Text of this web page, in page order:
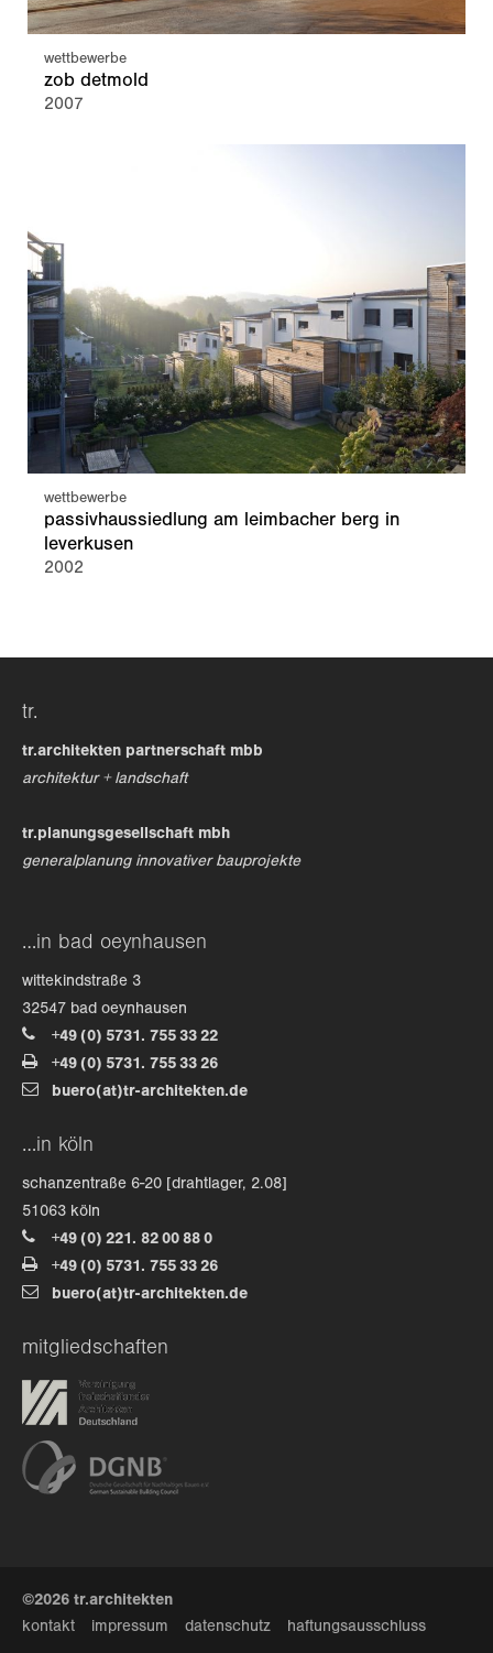
wettbewerbe
zob detmold
2007
wettbewerbe
passivhaussiedlung am leimbacher berg in
leverkusen
2002
tr.
tr.architekten partnerschaft mbb
architektur + landschaft
tr.planungsgesellschaft mbh
generalplanung innovativer bauprojekte
…in bad oeynhausen
wittekindstraße 3
32547 bad oeynhausen
+49 (0) 5731. 755 33 22
+49 (0) 5731. 755 33 26
buero(at)tr-architekten.de
…in köln
schanzentraße 6-20 [drahtlager, 2.08]
51063 köln
+49 (0) 221. 82 00 88 0
+49 (0) 5731. 755 33 26
buero(at)tr-architekten.de
mitgliedschaften
©2026 tr.architekten
kontakt
impressum datenschutz haftungsausschluss